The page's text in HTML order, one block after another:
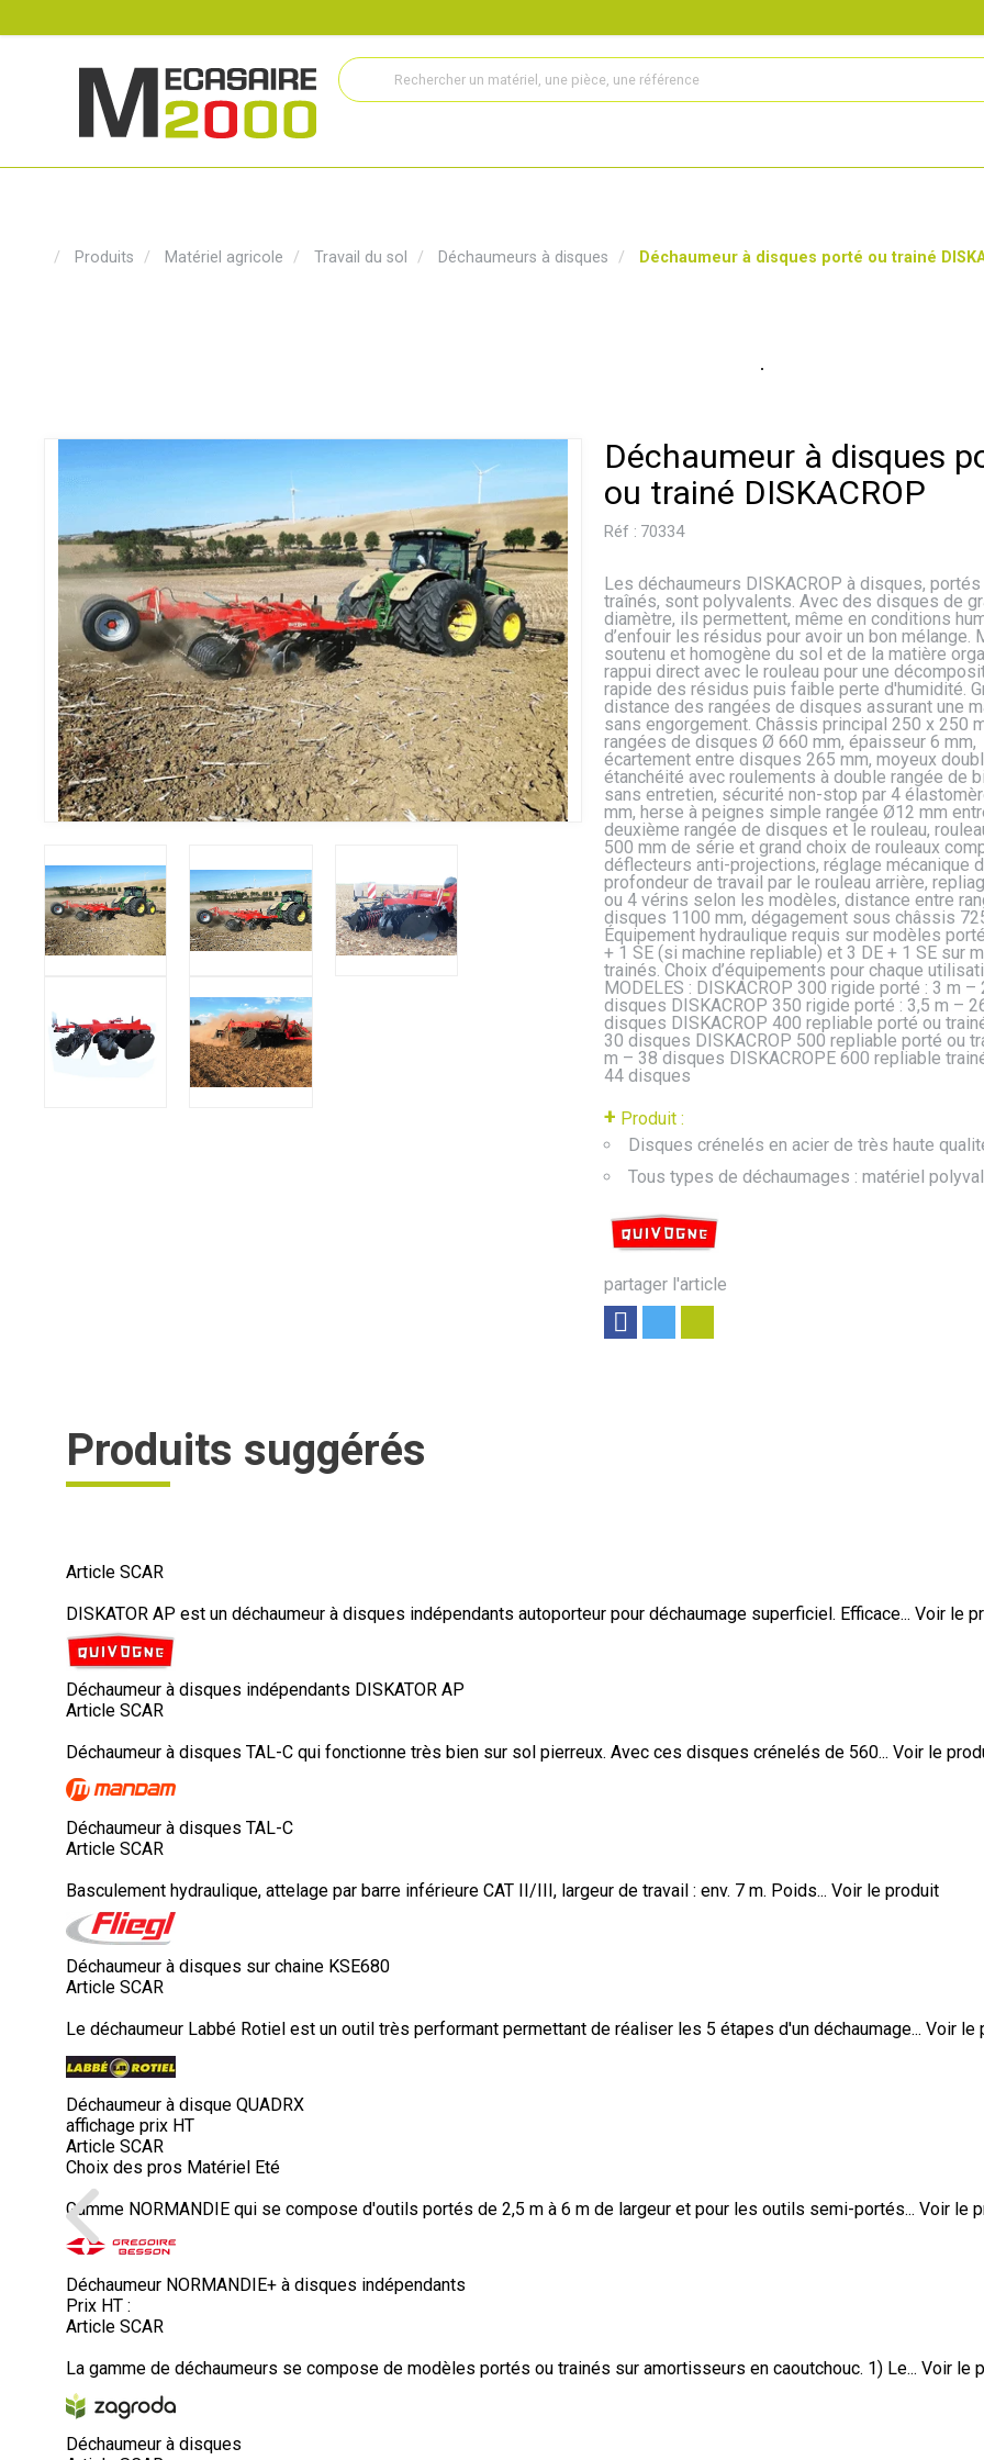
Produits Matériel agricole Travail du sol Déchaumeurs à disques Déchaumeur à disques porté ou trainé
Déchaumeur à disques
ou trainé DISKACROP
Réf : 70334
+ Produit :
Disques crénelés en acier de très haute
Tous types de déchaumages : matériel
partager l'article
Les déchaumeurs DISKACROP à disques, portés
traînés, sont polyvalents. Avec des disques de
diamètre, ils permettent, même en conditions
d’enfouir les résidus pour avoir un bon mélange.
soutenu et homogène du sol et de la matière
rappui direct avec le rouleau pour une
rapide des résidus puis faible perte d'humidité.
distance des rangées de disques assurant une
sans engorgement. Châssis principal 250 x 250
rangées de disques Ø 660 mm, épaisseur 6 mm,
écartement entre disques 265 mm, moyeux
étanchéité avec roulements à double rangée de
sans entretien, sécurité non-stop par 4
mm, herse à peignes simple rangée Ø12 mm
deuxième rangée de disques et le rouleau,
500 mm de série et grand choix de rouleaux
déflecteurs anti-projections, réglage mécanique
profondeur de travail par le rouleau arrière,
ou 4 vérins selon les modèles, distance entre
disques 1100 mm, dégagement sous châssis
Équipement hydraulique requis sur modèles
+ 1 SE (si machine repliable) et 3 DE + 1 SE sur
trainés. Choix d’équipements pour chaque
MODELES : DISKACROP 300 rigide porté : 3 m –
disques DISKACROP 350 rigide porté : 3,5 m –
disques DISKACROP 400 repliable porté ou
30 disques DISKACROP 500 repliable porté ou
m – 38 disques DISKACROPE 600 repliable
44 disques
Produits suggérés
Article SCAR
DISKATOR AP est un déchaumeur à disques indépendants autoporteur pour déchaumage superficiel. Efficace... Voir le
Déchaumeur à disques indépendants DISKATOR AP
Article SCAR
Déchaumeur à disques TAL-C qui fonctionne très bien sur sol pierreux. Avec ces disques crénelés de 560... Voir le
Déchaumeur à disques TAL-C
Article SCAR
Basculement hydraulique, attelage par barre inférieure CAT II/III, largeur de travail : env. 7 m. Poids... Voir le produit
Déchaumeur à disques sur chaine KSE680
Article SCAR
Le déchaumeur Labbé Rotiel est un outil très performant permettant de réaliser les 5 étapes d'un déchaumage... Voir le
Déchaumeur à disque QUADRX
affichage prix HT
Article SCAR
Choix des pros Matériel Eté
Gamme NORMANDIE qui se compose d'outils portés de 2,5 m à 6 m de largeur et pour les outils semi-portés... Voir le
Déchaumeur NORMANDIE+ à disques indépendants
Prix HT :
Article SCAR
La gamme de déchaumeurs se compose de modèles portés ou trainés sur amortisseurs en caoutchouc. 1) Le... Voir le
Déchaumeur à disques